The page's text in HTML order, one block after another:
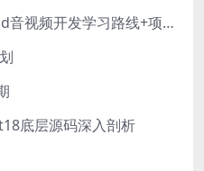
享学课堂 企业级Android音视频开发学习路线+项目实战（附源码）
底层源码深入剖析